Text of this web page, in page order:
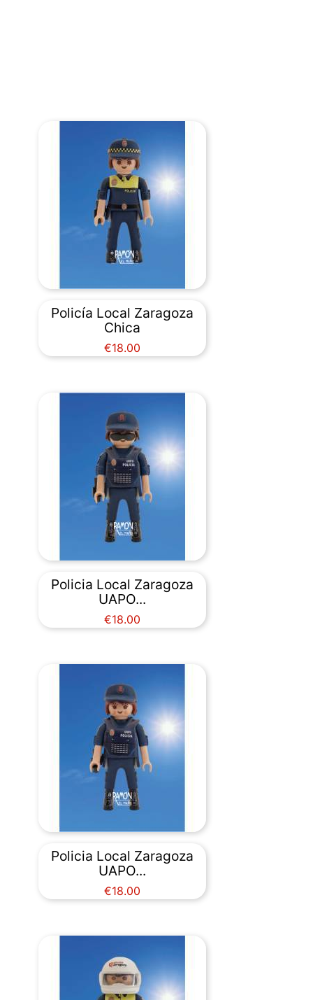
Policía Local Zaragoza
Chica
Price
€18.00
Policia Local Zaragoza
UAPO...
Price
€18.00
Policia Local Zaragoza
UAPO...
Price
€18.00